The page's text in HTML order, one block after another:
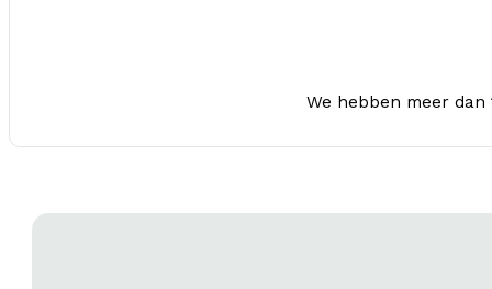
We hebben meer dan